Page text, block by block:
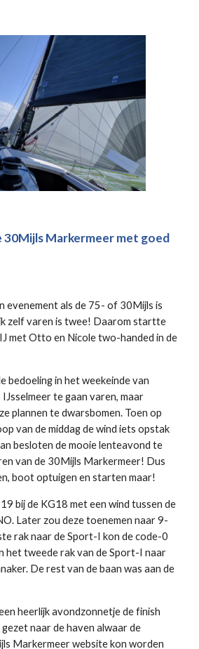
30Mijls Markermeer met goed
evenement als de 75- of 30Mijls is
zelf varen is twee! Daarom startte
met Otto en Nicole two-handed in de
bedoeling in het weekeinde van
te gaan varen, maar
plannen te dwarsbomen. Toen op
van de middag de wind iets opstak
besloten de mooie lenteavond te
van de 30Mijls Markermeer! Dus
boot optuigen en starten maar!
bij de KG18 met een wind tussen de
Later zou deze toenemen naar 9-
rak naar de Sport-I kon de code-0
het tweede rak van de Sport-I naar
De rest van de baan was aan de
heerlijk avondzonnetje de finish
naar de haven alwaar de
Markermeer website kon worden